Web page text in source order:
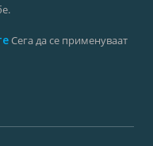
Сега да се применуваат